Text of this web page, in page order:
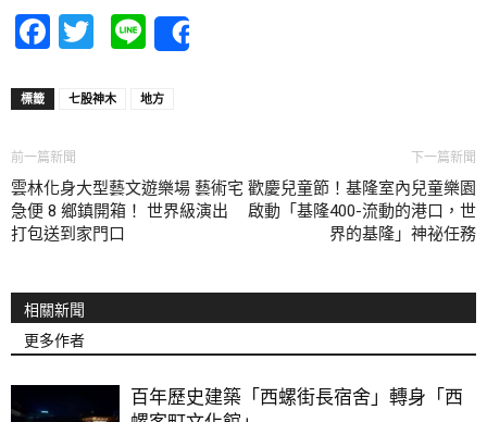
Facebook
Twitter
Line
標籤 七股神木 地方
前一篇新聞
雲林化身大型藝文遊樂場 藝術宅
急便 8 鄉鎮開箱！ 世界級演出
打包送到家門口
下一篇新聞
歡慶兒童節！基隆室內兒童樂園
啟動「基隆400-流動的港口，世
界的基隆」神祕任務
相關新聞
更多作者
百年歷史建築「西螺街長宿舍」轉身「西